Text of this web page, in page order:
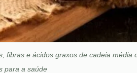
fibras e ácidos graxos de cadeia média
para a saúde